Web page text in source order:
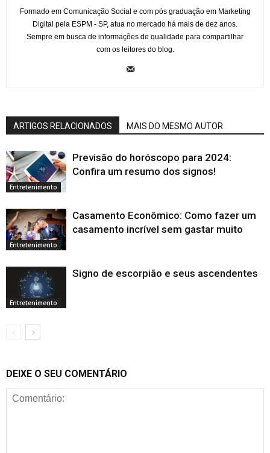
Formado em Comunicação Social e com pós graduação em Marketing
Digital pela ESPM - SP, atua no mercado há mais de dez anos.
Sempre em busca de informações de qualidade para compartilhar
com os leitores do blog.
ARTIGOS RELACIONADOS MAIS DO MESMO AUTOR
Entretenimento
Previsão do horóscopo para 2024:
Confira um resumo dos signos!
Entretenimento
Casamento Econômico: Como fazer um
casamento incrível sem gastar muito
Entretenimento
Signo de escorpião e seus ascendentes
DEIXE O SEU COMENTÁRIO